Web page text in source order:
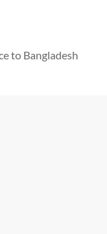
to Bangladesh